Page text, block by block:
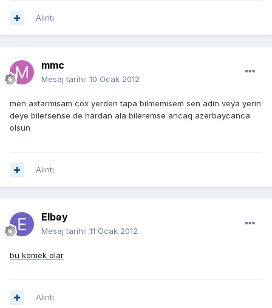
Alıntı
mmc
Mesaj tarihi: 10 Ocak 2012
men axtarmisam cox yerden tapa bilmemisem sen adin veya yerin
deye bilersense de hardan ala bileremse ancaq azerbaycanca
olsun
Alıntı
Elbəy
Mesaj tarihi: 11 Ocak 2012
bu komek olar
Alıntı